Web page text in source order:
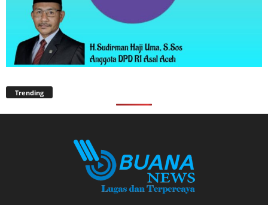
Trending